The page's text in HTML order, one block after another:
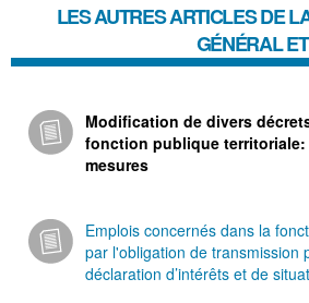
LES AUTRES ARTICLES DE
GÉNÉRAL
Modification de divers
fonction publique
mesures
Emplois concernés dans la
par l'obligation de transmission
déclaration d’intérêts et de